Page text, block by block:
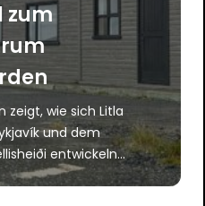
zum
zeigt, wie sich Litla
und dem
entwickeln...